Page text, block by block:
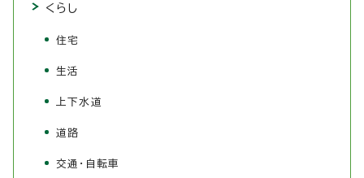
くらし
住宅
生活
上下水道
道路
交通・自転車